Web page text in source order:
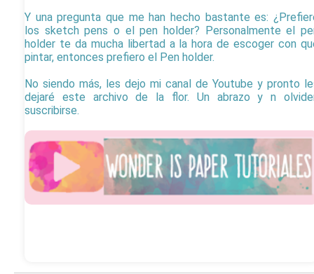
Y una pregunta que me han hecho bastante es:
los sketch pens o el pen holder? Personalmente el
holder te da mucha libertad a la hora de escoger con
pintar, entonces prefiero el Pen holder.
No siendo más, les dejo mi canal de Youtube y pronto
dejaré este archivo de la flor. Un abrazo y n
suscribirse.